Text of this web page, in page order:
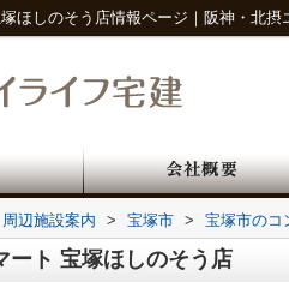
周辺施設案内 > 宝塚市 > 宝塚市のコ
ート 宝塚ほしのそう店